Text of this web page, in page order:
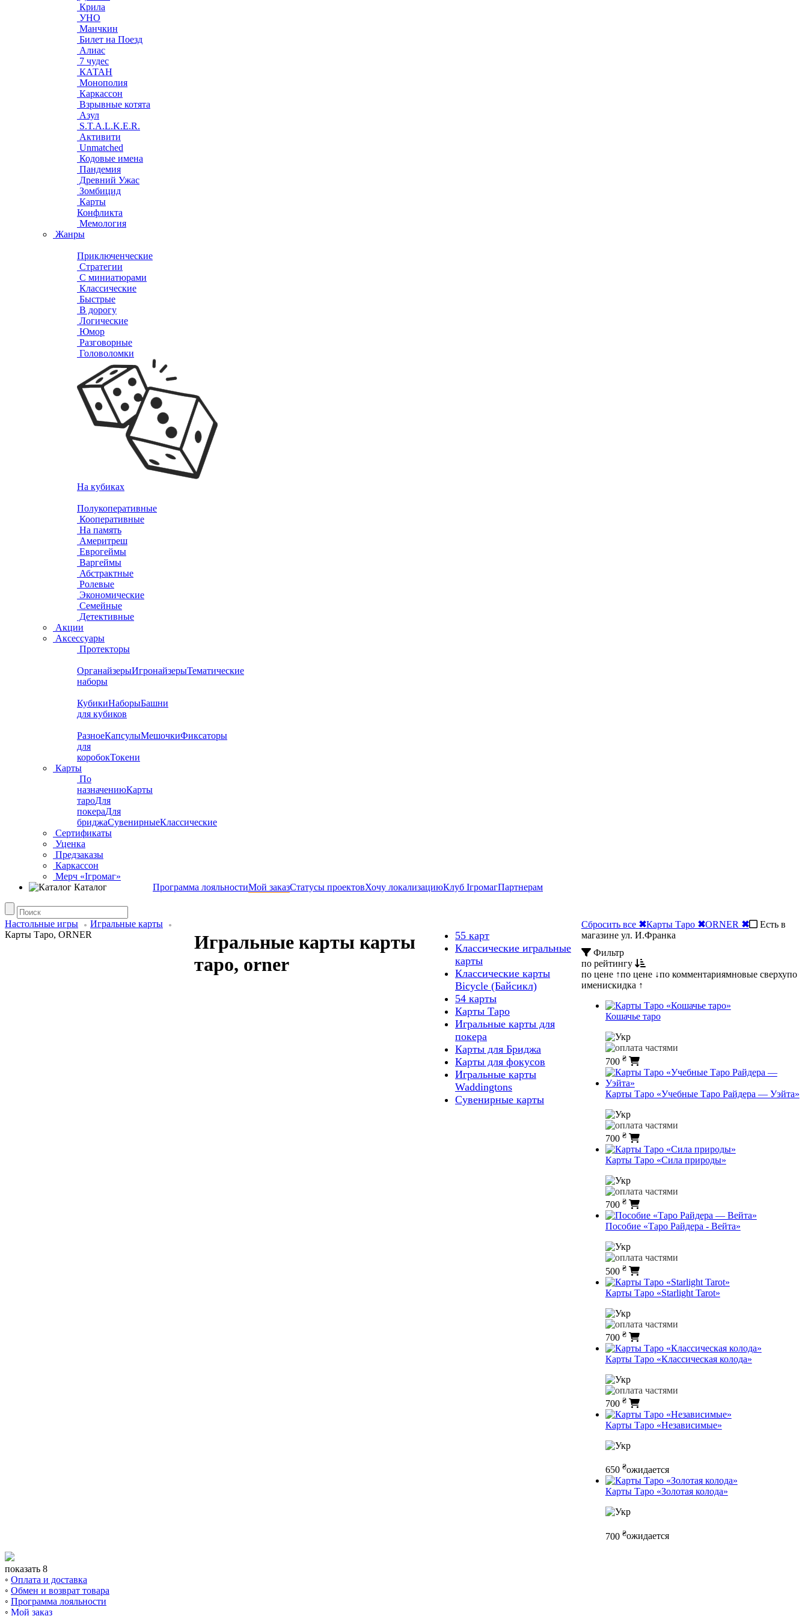
Крила
УНО
Манчкин
Билет на Поезд
Алиас
7 чудес
КАТАН
Монополия
Каркассон
Взрывные котята
Азул
S.T.A.L.K.E.R.
Активити
Unmatched
Кодовые имена
Пандемия
Древний Ужас
Зомбицид
Карты
Конфликта
Мемология
Жанры
Приключенческие
Стратегии
С миниатюрами
Классические
Быстрые
В дорогу
Логические
Юмор
Разговорные
Головоломки
На кубиках
Полукоперативные
Кооперативные
На память
Америтреш
Еврогеймы
Варгеймы
Абстрактные
Ролевые
Экономические
Семейные
Детективные
Акции
Аксессуары
Протекторы
ОрганайзерыИгронайзерыТематические
наборы
КубикиНаборыБашни
для кубиков
РазноеКапсулыМешочкиФиксаторы
для
коробокТокени
Карты
По
назначениюКарты
тароДля
покераДля
бриджаСувенирныеКлассические
Сертификаты
Уценка
Предзаказы
Каркассон
Мерч «Ігромаг»
Каталог
Программа лояльностиМой заказСтатусы проектовХочу локализациюКлуб ІгромагПартнерам
Настольные игры
Игральные карты
Карты Таро, ORNER
Игральные карты карты
таро, orner
55 карт
Классические игральные
карты
Классические карты
Bicycle (Байсикл)
54 карты
Карты Таро
Игральные карты для
покера
Карты для Бриджа
Карты для фокусов
Игральные карты
Waddingtons
Сувенирные карты
Сбросить все ✖Карты Таро ✖ORNER ✖
Есть в
магазине ул. И.Франка
Фильтр
по рейтингу
по цене ↑по цене ↓по комментариямновые сверхупо
именискидка ↑
Кошачье таро
700 ₴
Карты Таро «Учебные Таро Райдера — Уэйта»
700 ₴
Карты Таро «Сила природы»
700 ₴
Пособие «Таро Райдера - Вейта»
500 ₴
Карты Таро «Starlight Tarot»
700 ₴
Карты Таро «Классическая колода»
700 ₴
Карты Таро «Независимые»
650 ₴ожидается
Карты Таро «Золотая колода»
700 ₴ожидается
показать 8
◦ Оплата и доставка
◦ Обмен и возврат товара
◦ Программа лояльности
◦ Мой заказ